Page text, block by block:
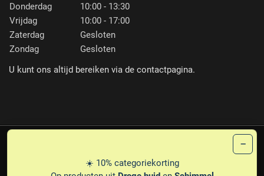
Donderdag
10:00 - 13:30
Vrijdag
10:00 - 17:00
Zaterdag
Gesloten
Zondag
Gesloten
U kunt ons altijd bereiken via de contactpagina.
−
☀️ 10% categoriekorting